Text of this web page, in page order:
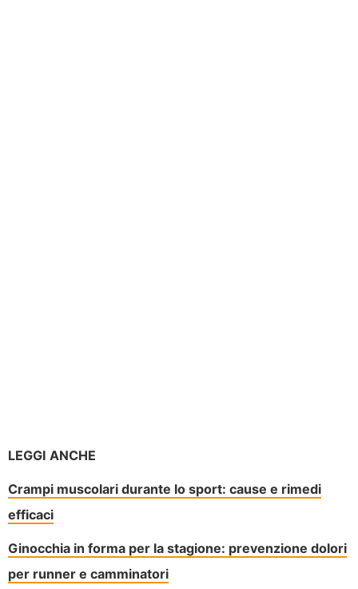
LEGGI ANCHE
Crampi muscolari durante lo sport: cause e rimedi
efficaci
Ginocchia in forma per la stagione: prevenzione dolori
per runner e camminatori